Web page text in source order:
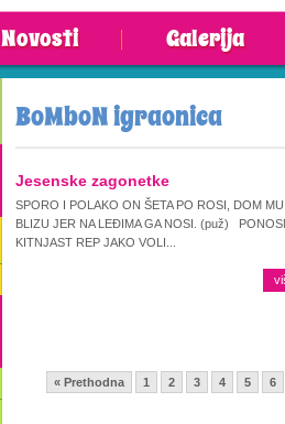
Novosti Galerija
BoMboN igraonica
Jesenske zagonetke
SPORO I POLAKO ON ŠETA PO ROSI, DOM
BLIZU JER NA LEĐIMA GA NOSI. (puž)
KITNJAST REP JAKO VOLI...
« Prethodna 1 2 3 4 5 6